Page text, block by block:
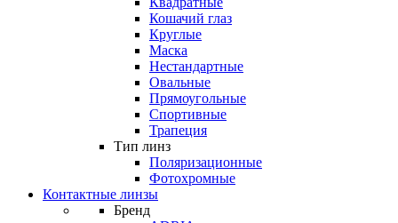
Кошачий глаз
Круглые
Маска
Нестандартные
Овальные
Прямоугольные
Спортивные
Трапеция
Тип линз
Поляризационные
Фотохромные
Контактные линзы
Бренд